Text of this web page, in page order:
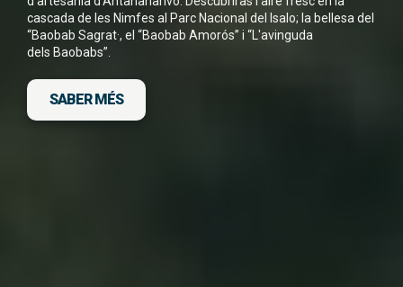
cascada de les Nimfes al Parc Nacional del Isalo; la bellesa del
“Baobab Sagrat·, el “Baobab Amorós” i “L'avinguda
dels Baobabs”.
SABER MÉS
He llegit i accepto laPolítica de Privacitat *